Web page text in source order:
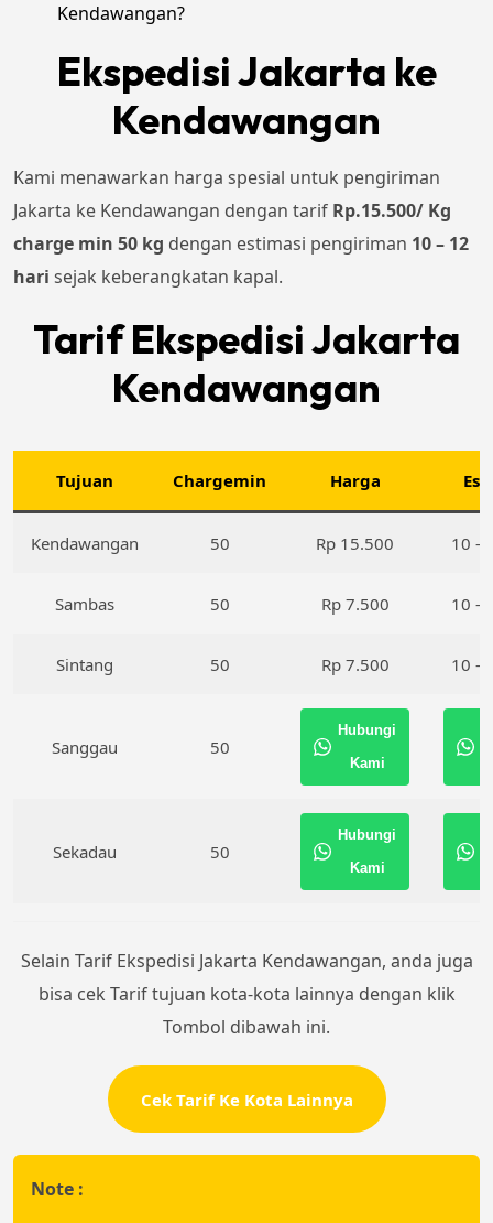
Kendawangan?
Ekspedisi Jakarta ke
Kendawangan
Kami menawarkan harga spesial untuk pengiriman
Jakarta ke Kendawangan dengan tarif Rp.15.500/ Kg
charge min 50 kg dengan estimasi pengiriman 10 – 12
hari sejak keberangkatan kapal.
Tarif Ekspedisi Jakarta
Kendawangan
Tujuan Chargemin Harga
Kendawangan 50 Rp 15.500 10 –
Sambas 50 Rp 7.500 10 –
Sintang 50 Rp 7.500 10 –
Sanggau 50
Hubungi
Kami
Sekadau 50
Hubungi
Kami
Selain Tarif Ekspedisi Jakarta Kendawangan, anda juga
bisa cek Tarif tujuan kota-kota lainnya dengan klik
Tombol dibawah ini.
Cek Tarif Ke Kota Lainnya
Note :